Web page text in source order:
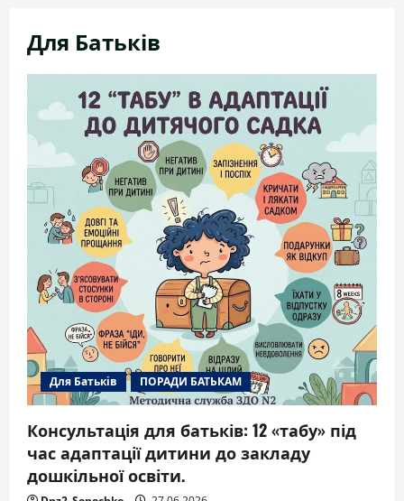
Для Батьків
Для Батьків ПОРАДИ БАТЬКАМ
Консультація для батьків: 12 «табу» під
час адаптації дитини до закладу
дошкільної освіти.